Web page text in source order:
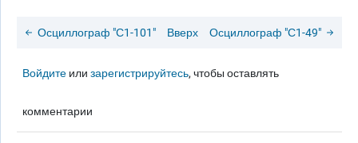
Осциллограф "С1-101" Вверх Осциллограф "С1-49"
Войдите илизарегистрируйтесь, чтобы оставлять
комментарии